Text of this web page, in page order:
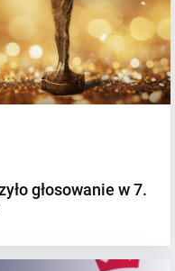
głosowanie w 7.